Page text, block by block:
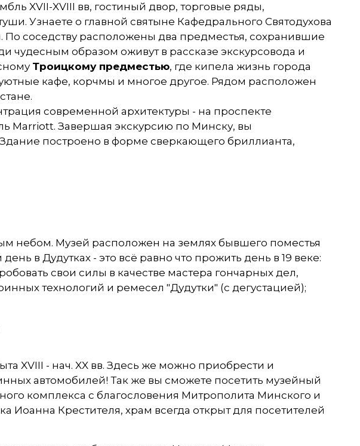
XVII-XVIII вв, гостиный двор, торговые ряды,
Узнаете о главной святыне Кафедрального Святодухова
соседству расположены два предместья, сохранившие
чудесным образом оживут в рассказе экскурсовода и
Троицкому предместью, где кипела жизнь города
кафе, корчмы и многое другое. Рядом расположен
современной архитектуры - на проспекте
Marriott. Завершая экскурсию по Минску, вы
построено в форме сверкающего бриллианта,
небом. Музей расположен на землях бывшего поместья
в Дудутках - это всё равно что прожить день в 19 веке:
свои силы в качестве мастера гончарных дел,
технологий и ремесел "Дудутки" (с дегустацией);
XVIII - нач. XX вв. Здесь же можно приобрести и
автомобилей! Так же вы сможете посетить музейный
комплекса с благословения Митрополита Минского и
Иоанна Крестителя, храм всегда открыт для посетителей